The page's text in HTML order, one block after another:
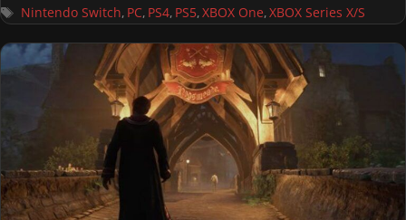
Nintendo Switch, PC, PS4, PS5,XBOX One,XBOX Series X/S